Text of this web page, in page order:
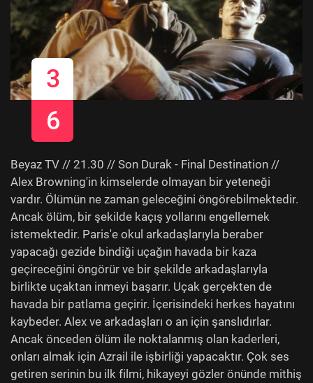
3
6
Beyaz TV // 21.30 // Son Durak - Final Destination //
Alex Browning'in kimselerde olmayan bir yeteneği
vardır. Ölümün ne zaman geleceğini öngörebilmektedir.
Ancak ölüm, bir şekilde kaçış yollarını engellemek
istemektedir. Paris'e okul arkadaşlarıyla beraber
yapacağı gezide bindiği uçağın havada bir kaza
geçireceğini öngörür ve bir şekilde arkadaşlarıyla
birlikte uçaktan inmeyi başarır. Uçak gerçekten de
havada bir patlama geçirir. İçerisindeki herkes hayatını
kaybeder. Alex ve arkadaşları o an için şanslıdırlar.
Ancak önceden ölüm ile noktalanmış olan kaderleri,
onları almak için Azrail ile işbirliği yapacaktır. Çok ses
getiren serinin bu ilk filmi, hikayeyi gözler önünde mithiş